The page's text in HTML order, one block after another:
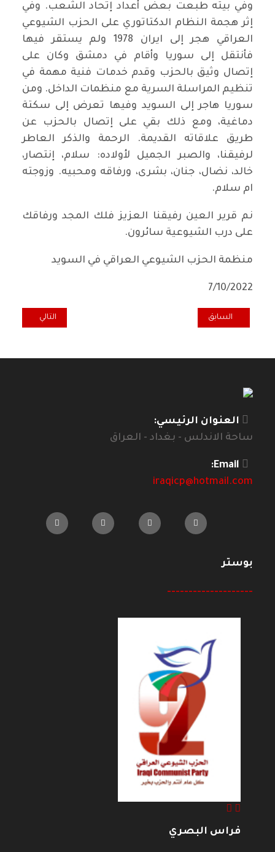
وفي بيته طبعت بعض أعداد إتحاد الشعب. وفي
إثر هجمة النظام الدكتاتوري على الحزب الشيوعي
العراقي هجر إلى ايران 1978 ولم يستقر فيها
فأنتقل إلى سوريا وأقام في دمشق وكان على
إتصال وثيق بالحزب وقدم خدمات فنية مهمة في
تنظيم المراسلة السرية مع منظمات الداخل. ومن
سوريا هاجر إلى السويد وفيها تعرض إلى سكتة
دماغية، ومع ذلك بقي على إتصال بالحزب عن
طريق علاقاته القديمة. الرحمة والذكر العاطر
لرفيقنا، والصبر الجميل لأولاده: سلام، إنتصار،
خالد، نضال، جنان، بشرى، ورفاقه ومحبيه. وزوجته
ام سلام.
نم قرير العين رفيقنا العزيز فلك المجد ورفاقك
على درب الشيوعية سائرون.
منظمة الحزب الشيوعي العراقي في السويد
7/10/2022
المقال السابق: تعزية منظمة الحزب الشيوعي العراقي في النرويج
السابق المقال التالي:
التالي
العنوان الرئيسي:
ساحة الاندلس - بغداد - العراق
Email:
iraqicp@hotmail.com
بوستر
--------------------
فراس البصري